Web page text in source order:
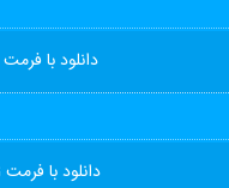
دانلود با فرمت 8K JPG
دانلود با فرمت 8K PNG